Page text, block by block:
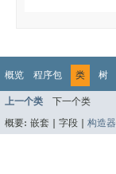
概览 程序包 类 树
上一个类 下一个类
概要: 嵌套 | 字段 | 构造器